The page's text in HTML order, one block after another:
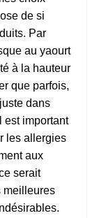
de si
Par
au yaourt
à la hauteur
que parfois,
dans
est important
les allergies
aux
serait
meilleures